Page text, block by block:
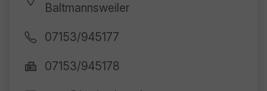
Baltmannsweiler
07153/945177
07153/945178